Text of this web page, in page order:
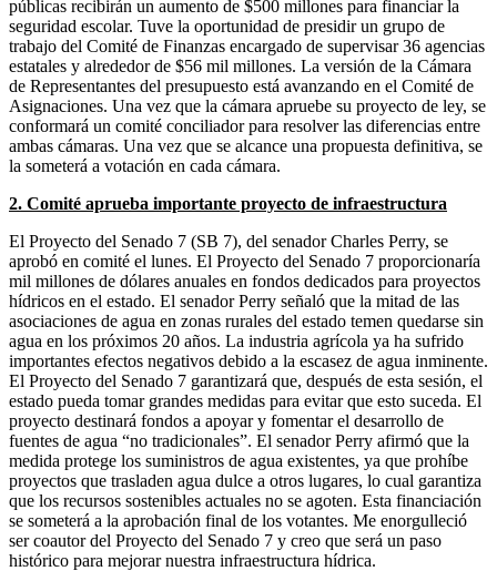
públicas recibirán un aumento de $500 millones para financiar la
seguridad escolar. Tuve la oportunidad de presidir un grupo de
trabajo del Comité de Finanzas encargado de supervisar 36 agencias
estatales y alrededor de $56 mil millones. La versión de la Cámara
de Representantes del presupuesto está avanzando en el Comité de
Asignaciones. Una vez que la cámara apruebe su proyecto de ley, se
conformará un comité conciliador para resolver las diferencias entre
ambas cámaras. Una vez que se alcance una propuesta definitiva, se
la someterá a votación en cada cámara.
2. Comité aprueba importante proyecto de infraestructura
El Proyecto del Senado 7 (SB 7), del senador Charles Perry, se
aprobó en comité el lunes. El Proyecto del Senado 7 proporcionaría
mil millones de dólares anuales en fondos dedicados para proyectos
hídricos en el estado. El senador Perry señaló que la mitad de las
asociaciones de agua en zonas rurales del estado temen quedarse sin
agua en los próximos 20 años. La industria agrícola ya ha sufrido
importantes efectos negativos debido a la escasez de agua inminente.
El Proyecto del Senado 7 garantizará que, después de esta sesión, el
estado pueda tomar grandes medidas para evitar que esto suceda. El
proyecto destinará fondos a apoyar y fomentar el desarrollo de
fuentes de agua “no tradicionales”. El senador Perry afirmó que la
medida protege los suministros de agua existentes, ya que prohíbe
proyectos que trasladen agua dulce a otros lugares, lo cual garantiza
que los recursos sostenibles actuales no se agoten. Esta financiación
se someterá a la aprobación final de los votantes. Me enorgulleció
ser coautor del Proyecto del Senado 7 y creo que será un paso
histórico para mejorar nuestra infraestructura hídrica.